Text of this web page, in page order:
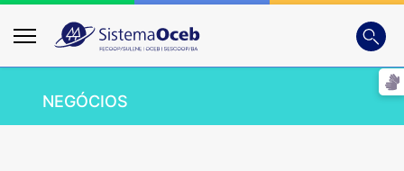
Busca
NEGÓCIOS